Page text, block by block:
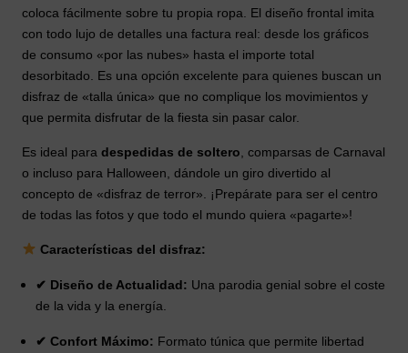
coloca fácilmente sobre tu propia ropa.
El diseño frontal imita
con todo lujo de detalles una factura real: desde los gráficos
de consumo «por las nubes» hasta el importe total
desorbitado. Es una opción excelente para quienes buscan un
disfraz de «talla única» que no complique los movimientos y
que permita disfrutar de la fiesta sin pasar calor.
Es ideal para despedidas de soltero , comparsas de Carnaval
o incluso para Halloween, dándole un giro divertido al
concepto de «disfraz de terror». ¡Prepárate para ser el centro
de todas las fotos y que todo el mundo quiera «pagarte»!
Características del disfraz:
✔ Diseño de Actualidad: Una parodia genial sobre el coste
de la vida y la energía.
✔ Confort Máximo: Formato túnica que permite libertad